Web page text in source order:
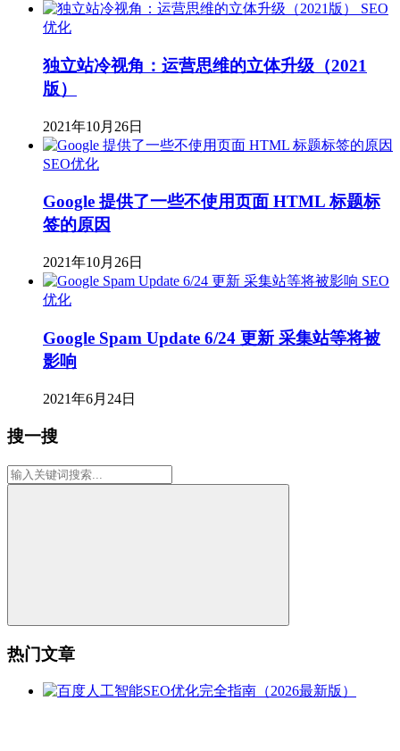
SEO
优化
独立站冷视角：运营思维的立体升级（2021
版）
2021年10月26日
SEO优化
Google 提供了一些不使用页面 HTML 标题标
签的原因
2021年10月26日
SEO
优化
Google Spam Update 6/24 更新 采集站等将被
影响
2021年6月24日
搜一搜
热门文章